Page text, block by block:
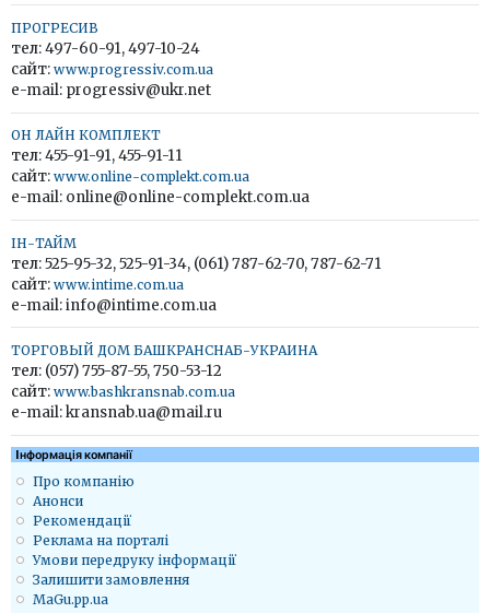
ПРОГРЕСИВ
тел: 497-60-91, 497-10-24
сайт: www.progressiv.com.ua
e-mail: progressiv@ukr.net
ОН ЛАЙН КОМПЛЕКТ
тел: 455-91-91, 455-91-11
сайт: www.online-complekt.com.ua
e-mail: online@online-complekt.com.ua
ІН-ТАЙМ
тел: 525-95-32, 525-91-34, (061) 787-62-70, 787-62-71
сайт: www.intime.com.ua
e-mail: info@intime.com.ua
ТОРГОВЫЙ ДОМ БАШКРАНСНАБ-УКРАИНА
тел: (057) 755-87-55, 750-53-12
сайт: www.bashkransnab.com.ua
e-mail: kransnab.ua@mail.ru
Iнформація компанії
Про компанію
Анонси
Рекомендації
Реклама на порталі
Умови передруку інформації
Залишити замовлення
MaGu.pp.ua